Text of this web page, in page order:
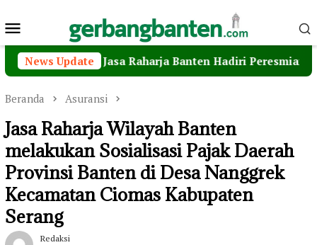
ke
Menu
Mobile
News Update
Jasa Raharja Banten Hadiri Peresmian Sterilisasi
Beranda Asuransi
Jasa Raharja Wilayah Banten
melakukan Sosialisasi Pajak Daerah
Provinsi Banten di Desa Nanggrek
Kecamatan Ciomas Kabupaten
Serang
Redaksi